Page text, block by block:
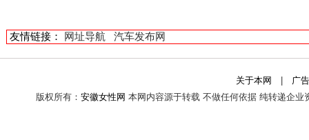
友情链接： 网址导航 汽车发布网
关于本网
广
版权所有： 安徽女性网 本网内容源于转载 不做任何依据 纯转递企